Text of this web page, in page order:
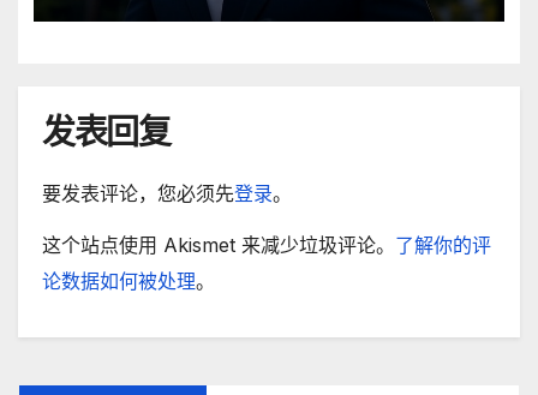
发表回复
要发表评论，您必须先登录。
这个站点使用 Akismet 来减少垃圾评论。 了解你的评
论数据如何被处理。